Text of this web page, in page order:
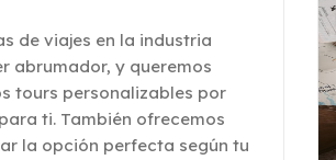
de viajes en la industria
abrumador, y queremos
tours personalizables por
ti. También ofrecemos
la opción perfecta según tu